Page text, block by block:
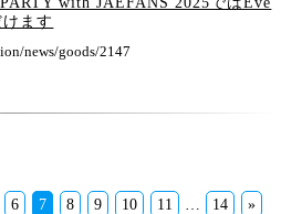
ます
news/goods/2147
6 7 8 9 10 11 14 »